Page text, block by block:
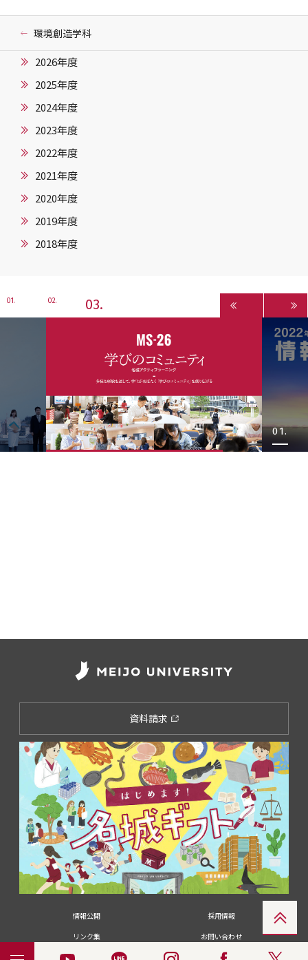
環境創造学科
2026年度
2025年度
2024年度
2023年度
2022年度
2021年度
2020年度
2019年度
2018年度
1 2 3
資料請求
情報公開
採用情報
リンク集
お問い合わせ
メディアの皆さま
卒業生の皆さま